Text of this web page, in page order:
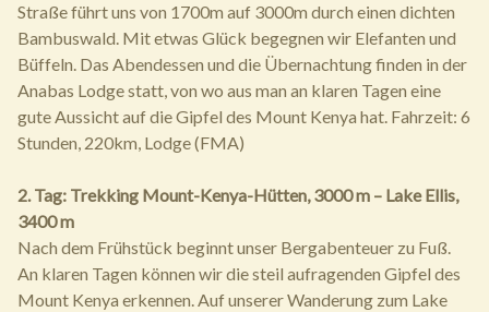
Straße führt uns von 1700m auf 3000m durch einen dichten
Bambuswald. Mit etwas Glück begegnen wir Elefanten und
Büffeln. Das Abendessen und die Übernachtung finden in der
Anabas Lodge statt, von wo aus man an klaren Tagen eine
gute Aussicht auf die Gipfel des Mount Kenya hat. Fahrzeit: 6
Stunden, 220km, Lodge (FMA)
2. Tag: Trekking Mount-Kenya-Hütten, 3000 m – Lake Ellis,
3400 m
Nach dem Frühstück beginnt unser Bergabenteuer zu Fuß.
An klaren Tagen können wir die steil aufragenden Gipfel des
Mount Kenya erkennen. Auf unserer Wanderung zum Lake